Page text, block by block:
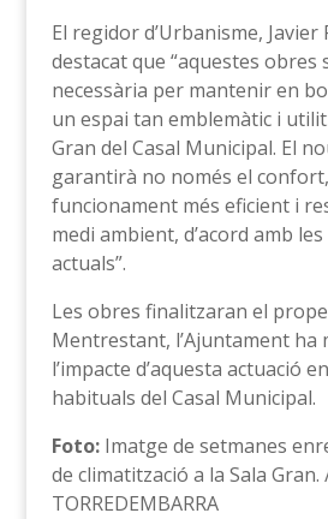
El regidor d’Urbanisme, Javier
destacat que “aquestes obres
necessària per mantenir en
un espai tan emblemàtic i
Gran del Casal Municipal. El
garantirà no només el
funcionament més eficient i
medi ambient, d’acord amb
actuals”.
Les obres finalitzaran el
Mentrestant, l’Ajuntament ha
l’impacte d’aquesta actuació
habituals del Casal Municipal.
Foto:Imatge de setmanes
de climatització a la Sala Gran.
TORREDEMBARRA